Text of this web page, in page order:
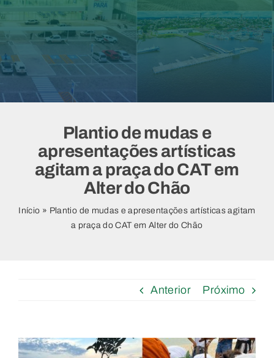
Plantio de mudas e
apresentações artísticas
agitam a praça do CAT em
Alter do Chão
Início » Plantio de mudas e apresentações artísticas agitam
a praça do CAT em Alter do Chão
Anterior Próximo
View